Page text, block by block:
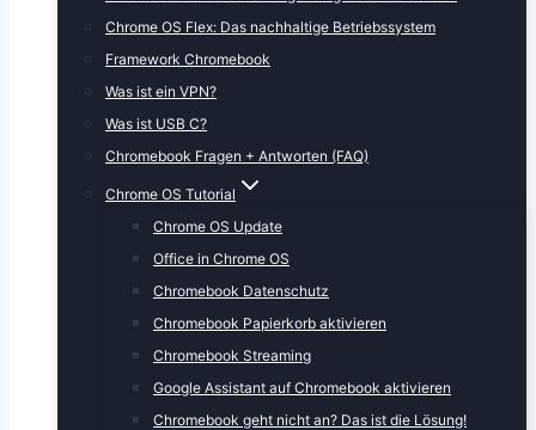
Chrome OS Flex: Das nachhaltige Betriebssystem
Framework Chromebook
Was ist ein VPN?
Was ist USB C?
Chromebook Fragen + Antworten (FAQ)
Chrome OS Tutorial
Chrome OS Update
Office in Chrome OS
Chromebook Datenschutz
Chromebook Papierkorb aktivieren
Chromebook Streaming
Google Assistant auf Chromebook aktivieren
Chromebook geht nicht an? Das ist die Lösung!